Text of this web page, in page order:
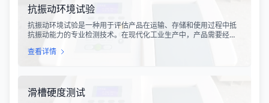
抗振动环境试验
抗振动环境试验是一种用于评估产品在运输、存储和使用过程中抵
抗振动能力的专业检测技术。在现代化工业生产中，产品需要经历
会受到不同程度的振动冲击。这种振动可能导致产品结构松动、零
查看详情
滑槽硬度测试